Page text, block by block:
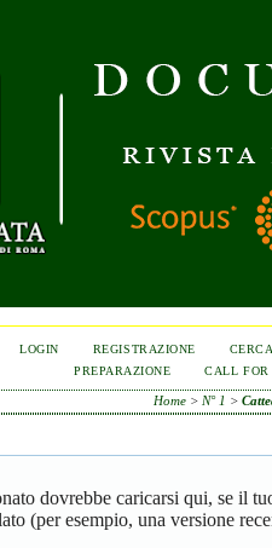
LOGIN REGISTRAZIONE
PREPARAZIONE
CALL FOR
Home > N° 1 >
dovrebbe caricarsi qui, se il
(per esempio, una versione